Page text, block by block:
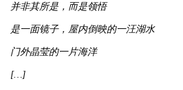
并非其所是，而是领悟
是一面镜子，屋内倒映的一汪湖水
门外晶莹的一片海洋
[…]